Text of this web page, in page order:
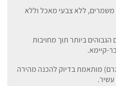
משמרים, ללא צבעי מאכל וללא
ביותר תוך מחויבות
קיימא.
(20 גרם) מותאמת בדיוק להכנה מהירה